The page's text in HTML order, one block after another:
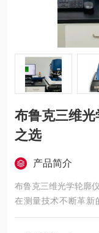
布鲁克三维光
之选
产品简介
布鲁克三维光学轮廓
在测量技术不断革新
其实用性和出色性能